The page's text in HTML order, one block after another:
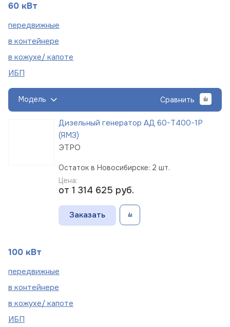
60 кВт
передвижные
в контейнере
в кожухе/ капоте
ИБП
Модель Сравнить
Дизельный генератор АД 60-Т400-1Р
(ЯМЗ)
ЭТРО
Остаток в Новосибирске: 2 шт.
Цена:
от 1 314 625 руб.
Заказать
100 кВт
передвижные
в контейнере
в кожухе/ капоте
ИБП